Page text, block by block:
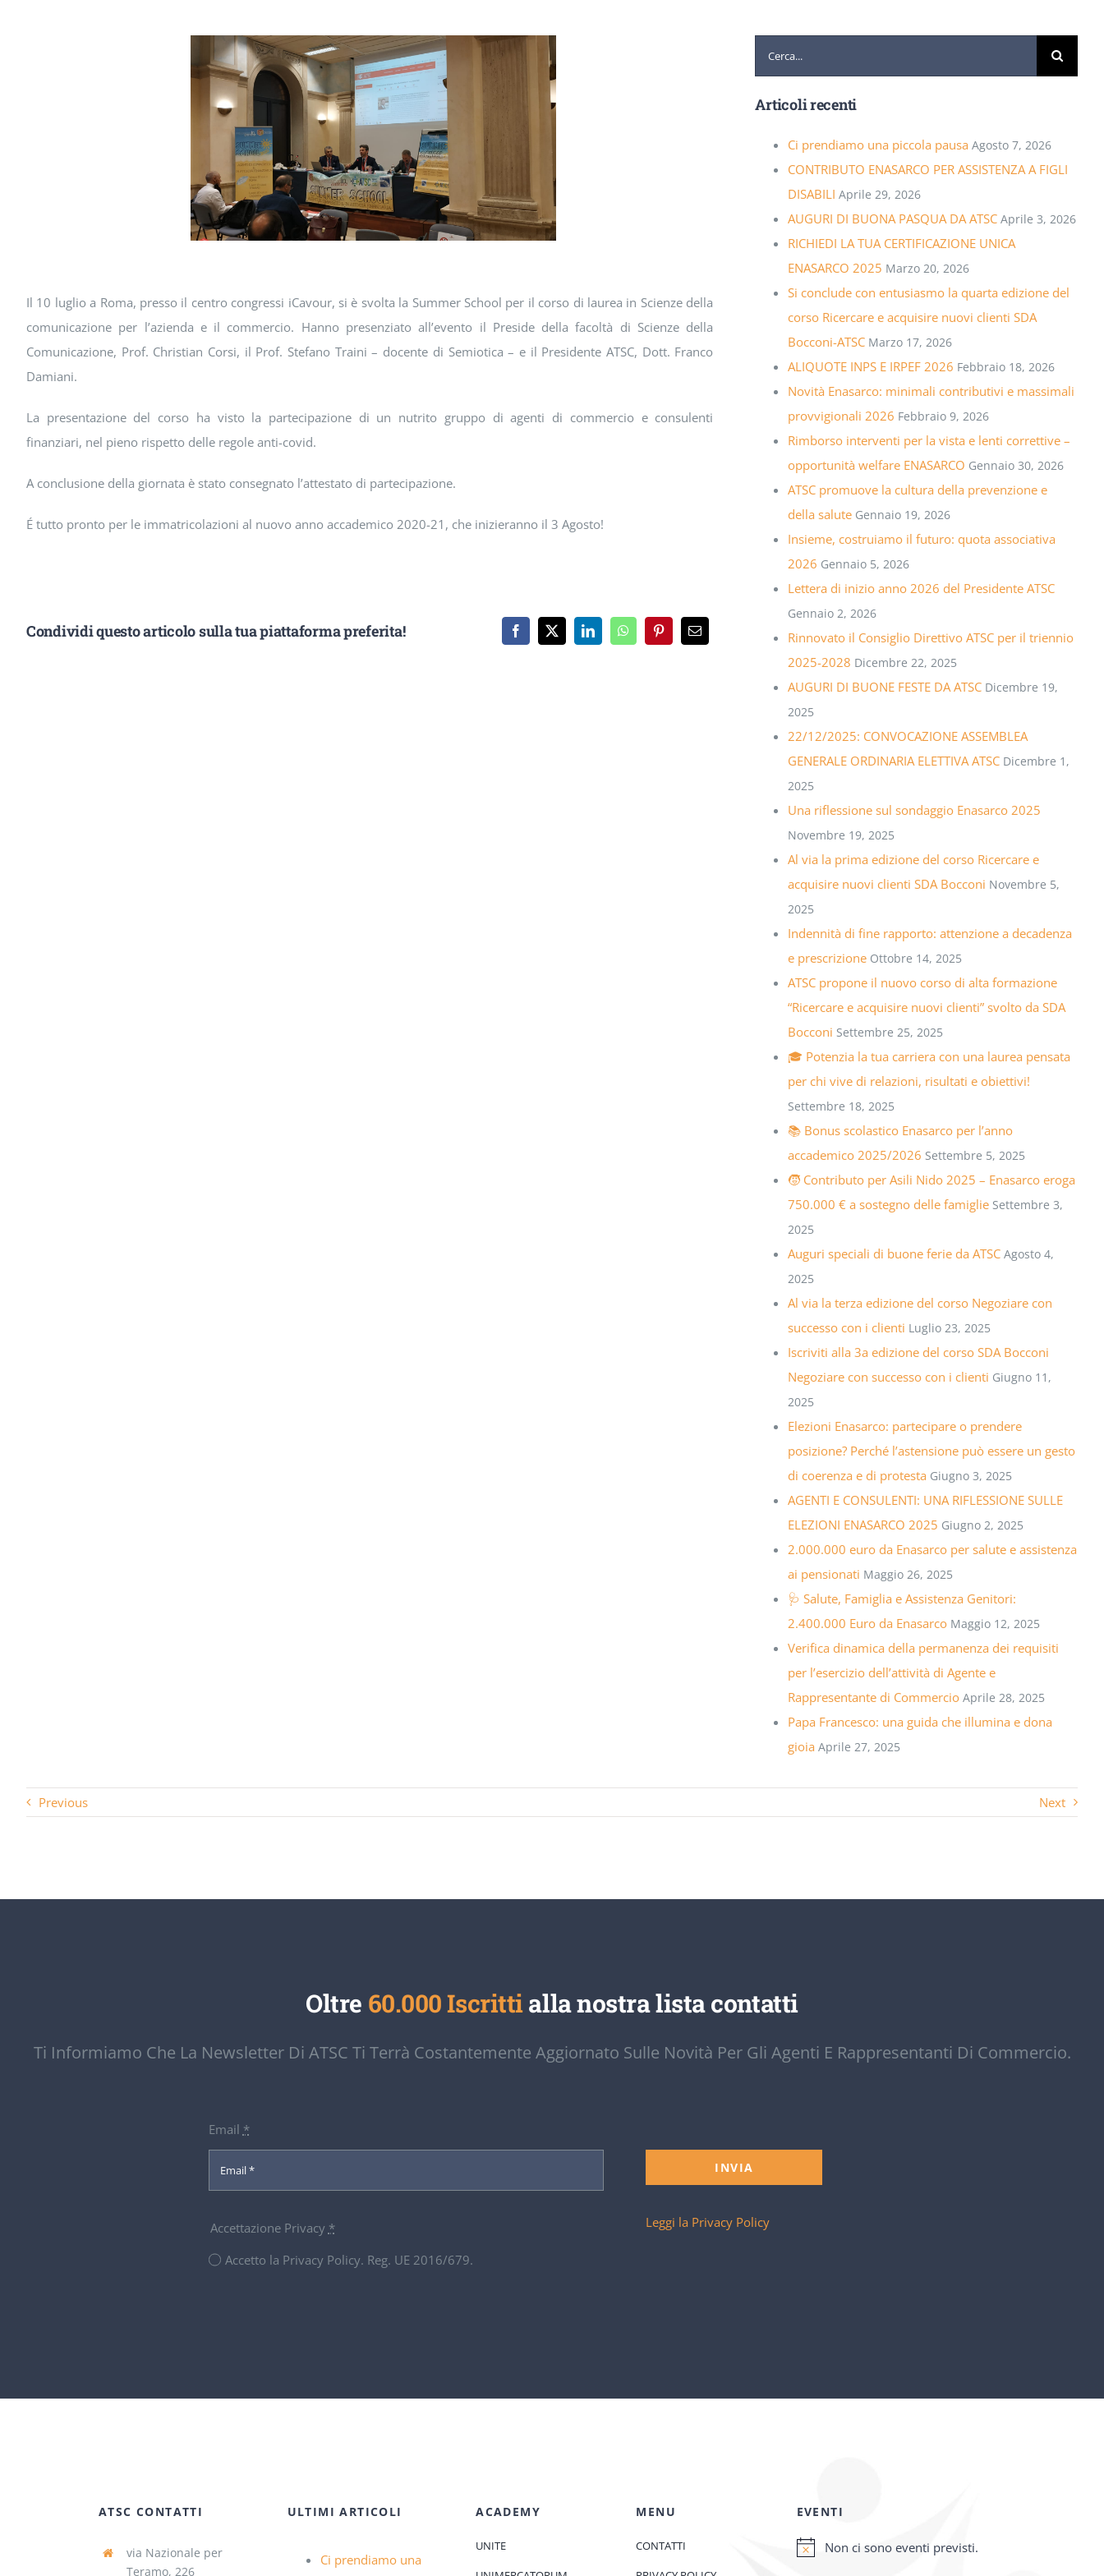
Il 10 luglio a Roma, presso il centro congressi iCavour, si è svolta la Summer School per il corso di laurea in Scienze della
comunicazione per l’azienda e il commercio. Hanno presenziato all’evento il Preside della facoltà di Scienze della
Comunicazione, Prof. Christian Corsi, il Prof. Stefano Traini – docente di Semiotica – e il Presidente ATSC, Dott. Franco
Damiani.
La presentazione del corso ha visto la partecipazione di un nutrito gruppo di agenti di commercio e consulenti
finanziari, nel pieno rispetto delle regole anti-covid.
A conclusione della giornata è stato consegnato l’attestato di partecipazione.
É tutto pronto per le immatricolazioni al nuovo anno accademico 2020-21, che inizieranno il 3 Agosto!
Condividi questo articolo sulla tua piattaforma preferita!
Articoli recenti
Ci prendiamo una piccola pausa Agosto 7, 2026
CONTRIBUTO ENASARCO PER ASSISTENZA A FIGLI
DISABILI Aprile 29, 2026
AUGURI DI BUONA PASQUA DA ATSC Aprile 3, 2026
RICHIEDI LA TUA CERTIFICAZIONE UNICA
ENASARCO 2025 Marzo 20, 2026
Si conclude con entusiasmo la quarta edizione del
corso Ricercare e acquisire nuovi clienti SDA
Bocconi-ATSC Marzo 17, 2026
ALIQUOTE INPS E IRPEF 2026 Febbraio 18, 2026
Novità Enasarco: minimali contributivi e massimali
provvigionali 2026 Febbraio 9, 2026
Rimborso interventi per la vista e lenti correttive –
opportunità welfare ENASARCO Gennaio 30, 2026
ATSC promuove la cultura della prevenzione e
della salute Gennaio 19, 2026
Insieme, costruiamo il futuro: quota associativa
2026 Gennaio 5, 2026
Lettera di inizio anno 2026 del Presidente ATSC
Gennaio 2, 2026
Rinnovato il Consiglio Direttivo ATSC per il triennio
2025-2028 Dicembre 22, 2025
AUGURI DI BUONE FESTE DA ATSC Dicembre 19,
2025
22/12/2025: CONVOCAZIONE ASSEMBLEA
GENERALE ORDINARIA ELETTIVA ATSC Dicembre 1,
2025
Una riflessione sul sondaggio Enasarco 2025
Novembre 19, 2025
Al via la prima edizione del corso Ricercare e
acquisire nuovi clienti SDA Bocconi Novembre 5,
2025
Indennità di fine rapporto: attenzione a decadenza
e prescrizione Ottobre 14, 2025
ATSC propone il nuovo corso di alta formazione
“Ricercare e acquisire nuovi clienti” svolto da SDA
Bocconi Settembre 25, 2025
🎓 Potenzia la tua carriera con una laurea pensata
per chi vive di relazioni, risultati e obiettivi!
Settembre 18, 2025
📚 Bonus scolastico Enasarco per l’anno
accademico 2025/2026 Settembre 5, 2025
🧒 Contributo per Asili Nido 2025 – Enasarco eroga
750.000 € a sostegno delle famiglie Settembre 3,
2025
Auguri speciali di buone ferie da ATSC Agosto 4,
2025
Al via la terza edizione del corso Negoziare con
successo con i clienti Luglio 23, 2025
Iscriviti alla 3a edizione del corso SDA Bocconi
Negoziare con successo con i clienti Giugno 11,
2025
Elezioni Enasarco: partecipare o prendere
posizione? Perché l’astensione può essere un gesto
di coerenza e di protesta Giugno 3, 2025
AGENTI E CONSULENTI: UNA RIFLESSIONE SULLE
ELEZIONI ENASARCO 2025 Giugno 2, 2025
2.000.000 euro da Enasarco per salute e assistenza
ai pensionati Maggio 26, 2025
🩺 Salute, Famiglia e Assistenza Genitori:
2.400.000 Euro da Enasarco Maggio 12, 2025
Verifica dinamica della permanenza dei requisiti
per l’esercizio dell’attività di Agente e
Rappresentante di Commercio Aprile 28, 2025
Papa Francesco: una guida che illumina e dona
gioia Aprile 27, 2025
Previous Next
Oltre 60.000 Iscrittialla nostra lista contatti
Ti Informiamo Che La Newsletter Di ATSC Ti Terrà Costantemente Aggiornato Sulle Novità Per Gli Agenti E Rappresentanti Di Commercio.
Email *
Accettazione Privacy *
Accetto la Privacy Policy. Reg. UE 2016/679.
INVIA
Leggi la Privacy Policy
ATSC CONTATTI
via Nazionale per
Teramo, 226
ULTIMI ARTICOLI
Ci prendiamo una
ACADEMY
UNITE
MENU
CONTATTI
EVENTI
Notice
Non ci sono eventi previsti.